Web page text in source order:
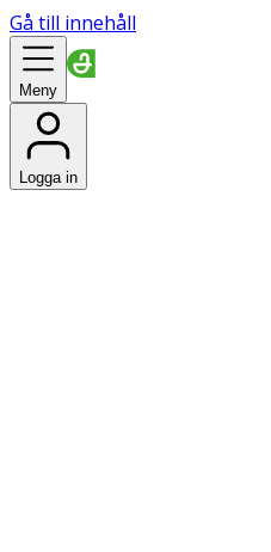
Gå till innehåll
Meny
Logga in